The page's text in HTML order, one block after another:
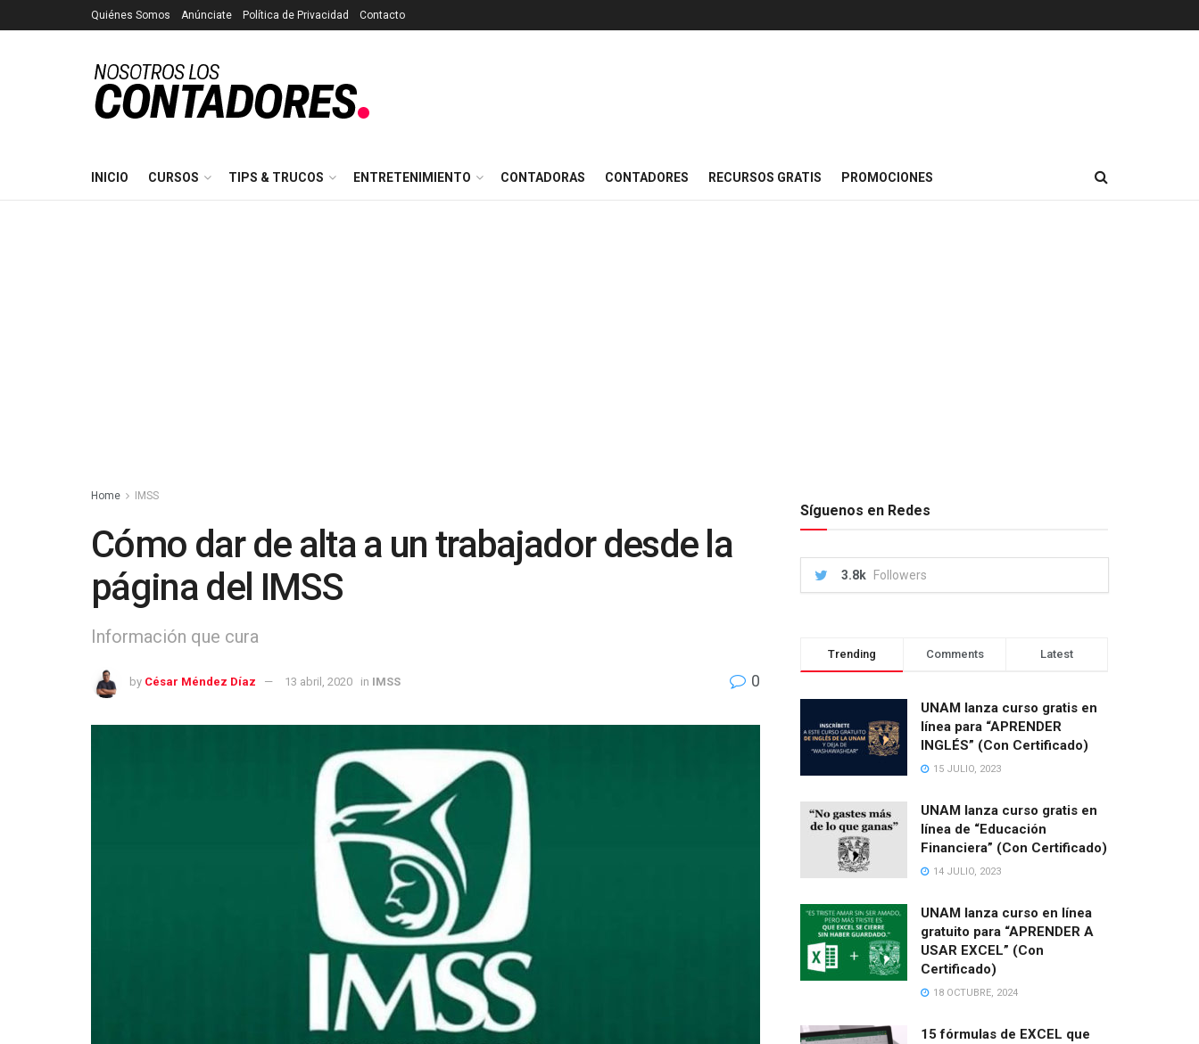
Quiénes Somos Anúnciate Política de Privacidad Contacto
INICIO CURSOS TIPS & TRUCOS ENTRETENIMIENTO CONTADORAS CONTADORES RECURSOS GRATIS PROMOCIONES
Home IMSS
Cómo dar de alta a un trabajador desde la
página del IMSS
Información que cura
by César Méndez Díaz 13 abril, 2020 in IMSS 0
Síguenos en Redes
3.8k Followers
Trending Comments Latest
UNAM lanza curso gratis en
línea para “APRENDER
INGLÉS” (Con Certificado)
15 JULIO, 2023
UNAM lanza curso gratis en
línea de “Educación
Financiera” (Con Certificado)
14 JULIO, 2023
UNAM lanza curso en línea
gratuito para “APRENDER A
USAR EXCEL” (Con
Certificado)
18 OCTUBRE, 2024
15 fórmulas de EXCEL que